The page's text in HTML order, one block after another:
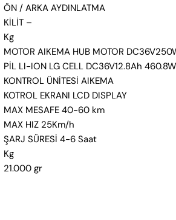
ÖN / ARKA AYDINLATMA
KİLİT –
Kg
MOTOR AIKEMA HUB MOTOR
PİL LI-ION LG CELL DC36V12.8Ah
KONTROL ÜNİTESİ AIKEMA
KOTROL EKRANI LCD DISPLAY
MAX MESAFE 40-60 km
MAX HIZ 25Km/h
ŞARJ SÜRESİ 4-6 Saat
Kg
21.000 gr